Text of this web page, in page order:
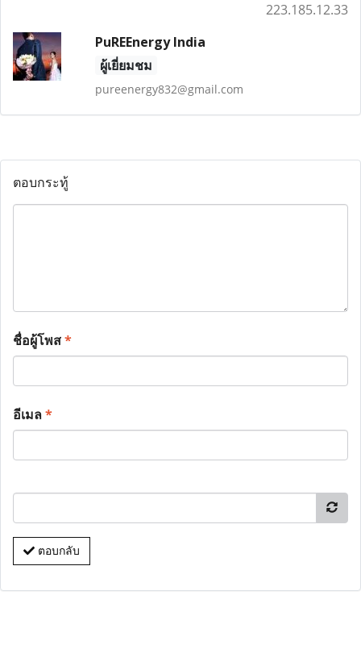
223.185.12.33
PuREEnergy India
ผู้เยี่ยมชม
pureenergy832@gmail.com
ตอบกระทู้
ชื่อผู้โพส*
อีเมล*
ตอบกลับ